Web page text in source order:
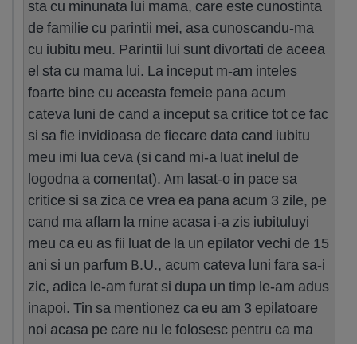
sta cu minunata lui mama, care este cunostinta
de familie cu parintii mei, asa cunoscandu-ma
cu iubitu meu. Parintii lui sunt divortati de aceea
el sta cu mama lui. La inceput m-am inteles
foarte bine cu aceasta femeie pana acum
cateva luni de cand a inceput sa critice tot ce fac
si sa fie invidioasa de fiecare data cand iubitu
meu imi lua ceva (si cand mi-a luat inelul de
logodna a comentat). Am lasat-o in pace sa
critice si sa zica ce vrea ea pana acum 3 zile, pe
cand ma aflam la mine acasa i-a zis iubituluyi
meu ca eu as fii luat de la un epilator vechi de 15
ani si un parfum B.U., acum cateva luni fara sa-i
zic, adica le-am furat si dupa un timp le-am adus
inapoi. Tin sa mentionez ca eu am 3 epilatoare
noi acasa pe care nu le folosesc pentru ca ma